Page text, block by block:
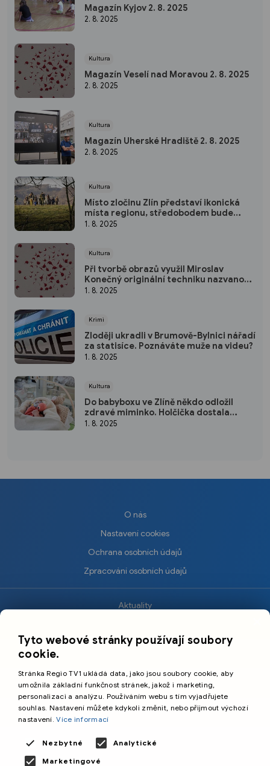
Magazín Kyjov 2. 8. 2025
2. 8. 2025
Kultura
Magazín Veselí nad Moravou 2. 8. 2025
2. 8. 2025
Kultura
Magazín Uherské Hradiště 2. 8. 2025
2. 8. 2025
Kultura
Místo zločinu Zlín představí ikonická
místa regionu, středobodem bude
krajské město
1. 8. 2025
Kultura
Při tvorbě obrazů využil Miroslav
Konečný originální techniku nazvanou
kapavka
1. 8. 2025
Krimi
Zloději ukradli v Brumově-Bylnici nářadí
za statisíce. Poznáváte muže na videu?
1. 8. 2025
Kultura
Do babyboxu ve Zlíně někdo odložil
zdravé miminko. Holčička dostala
krásné jméno
1. 8. 2025
O nás
Nastavení cookies
Ochrana osobních údajů
Zpracování osobních údajů
Aktuality
Sport
Cestování
Primetime Media s.r.o.
Tyto webové stránky používají soubory
cookie.
Stránka Regio TV1 ukládá data, jako jsou soubory cookie, aby
umožnila základní funkčnost stránek, jakož i marketing,
personalizaci a analýzu. Používáním webu s tím vyjadřujete
souhlas. Nastavení můžete kdykoli změnit, nebo přijmout výchozí
nastavení.Více informací
Nezbytné
Analytické
Marketingové